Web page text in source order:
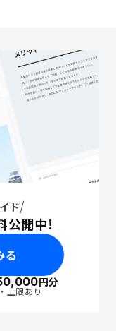
ド
開中！
る
円分
上限あり